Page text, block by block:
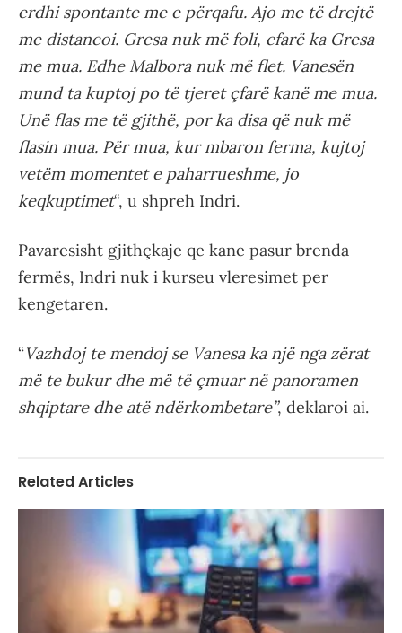
erdhi spontante me e përqafu. Ajo me të drejtë
me distancoi. Gresa nuk më foli, cfarë ka Gresa
me mua. Edhe Malbora nuk më flet. Vanesën
mund ta kuptoj po të tjeret çfarë kanë me mua.
Unë flas me të gjithë, por ka disa që nuk më
flasin mua. Për mua, kur mbaron ferma, kujtoj
vetëm momentet e paharrueshme, jo
keqkuptimet“, u shpreh Indri.
Pavaresisht gjithçkaje qe kane pasur brenda
fermës, Indri nuk i kurseu vleresimet per
kengetaren.
“Vazhdoj te mendoj se Vanesa ka një nga zërat
më te bukur dhe më të çmuar në panoramen
shqiptare dhe atë ndërkombetare”, deklaroi ai.
Related Articles